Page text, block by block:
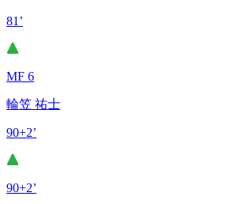
81’
MF 6
輪笠 祐士
90+2’
90+2’